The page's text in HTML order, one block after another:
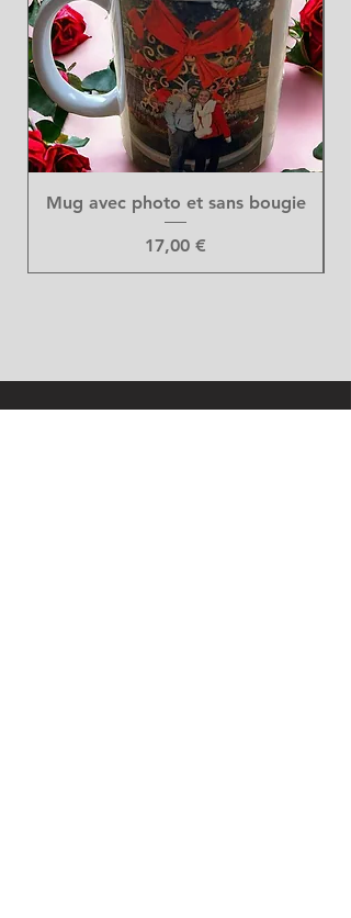
Mug avec photo et sans bougie
Prix
17,00 €